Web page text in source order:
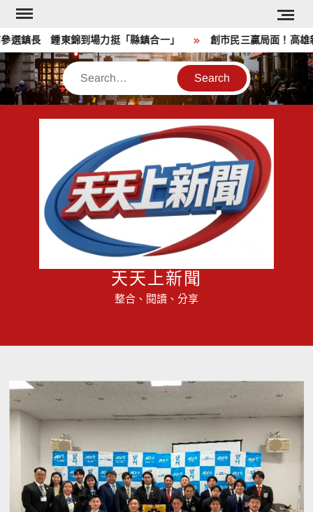
Skip
content
鎮長 鍾東錦到場力挺「縣鎮合一」 創市民三贏局面！高雄親
Search
天天上新聞
整合、閱讀、分享